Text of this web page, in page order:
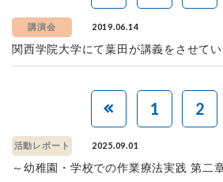
講演会 2019.06.14
関西学院大学にて葉田が講義をさせて
1 2
活動レポート 2025.09.01
～幼稚園・学校での作業療法実践 第二